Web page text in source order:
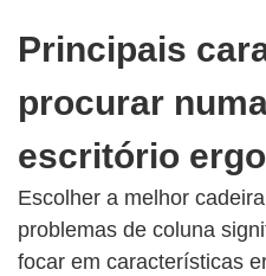
Principais
procurar
escritório
Escolher a melhor
problemas de coluna
focar em características